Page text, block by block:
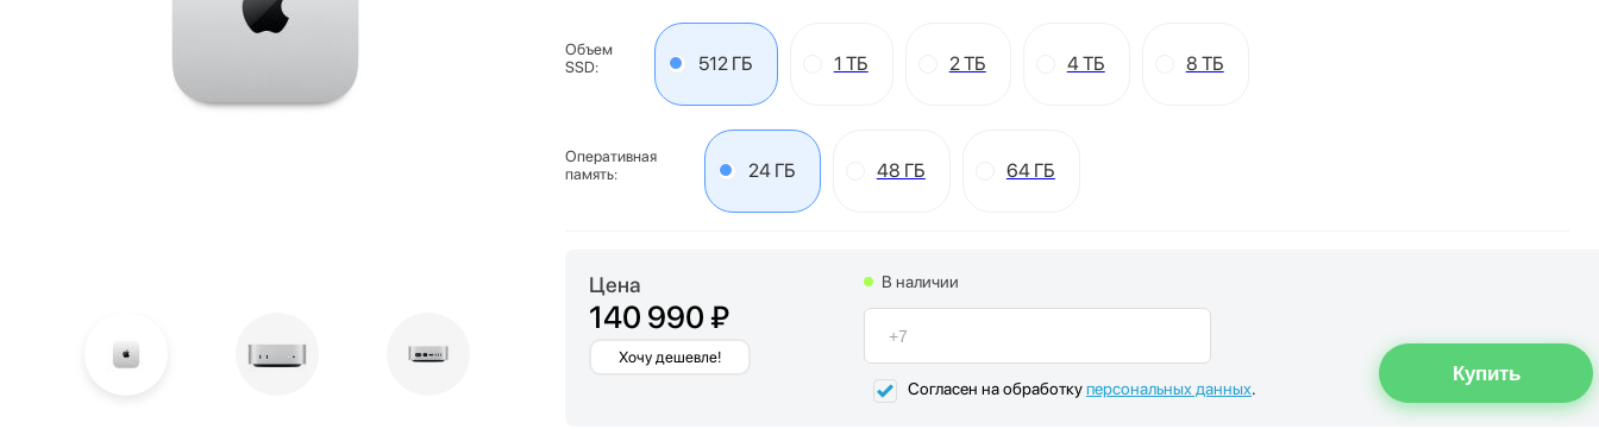
Объем
SSD:
512 ГБ 1 ТБ 2 ТБ 4 ТБ 8 ТБ
Оперативная
память:
24 ГБ 48 ГБ 64 ГБ
Цена
140 990 ₽
Хочу дешевле!
В наличии
Согласен на обработкуперсональных данных.